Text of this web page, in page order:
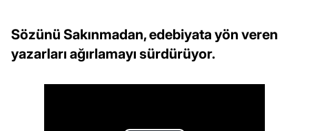
Sözünü Sakınmadan, edebiyata yön veren
yazarları ağırlamayı sürdürüyor.